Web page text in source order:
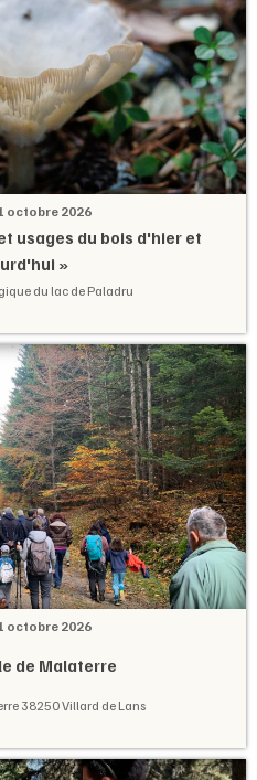
octobre 2026
usages du bois d'hier et
»
du lac de Paladru
octobre 2026
de Malaterre
38250 Villard de Lans